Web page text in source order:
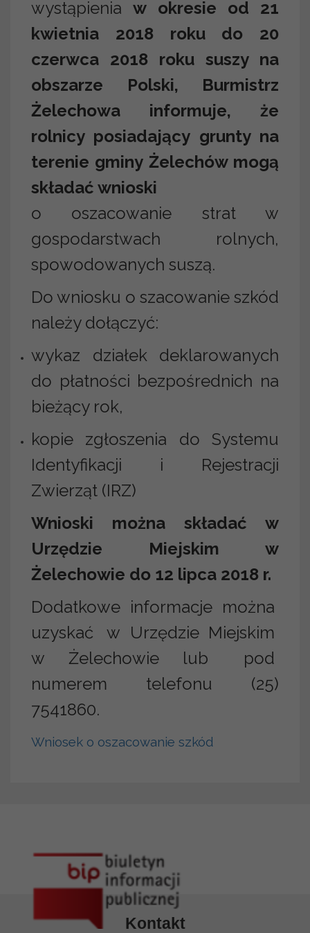
wystąpieniaw okresie od 21
kwietnia 2018 roku do 20
czerwca 2018 roku suszy na
obszarze Polski, Burmistrz
Żelechowa informuje, że
rolnicy posiadający grunty na
terenie gminy Żelechów mogą
składać wnioski
o oszacowanie strat w
gospodarstwach rolnych,
spowodowanych suszą.
Do wniosku o szacowanie szkód
należy dołączyć:
wykaz działek deklarowanych
do płatności bezpośrednich na
bieżący rok,
kopie zgłoszenia do Systemu
Identyfikacji i Rejestracji
Zwierząt (IRZ)
Wnioski można składać w
Urzędzie Miejskim w
Żelechowie do 12 lipca 2018 r.
Dodatkowe informacje można
uzyskać w Urzędzie Miejskim
w Żelechowie lub pod
numerem telefonu (25)
7541860.
Wniosek o oszacowanie szkód
Kontakt